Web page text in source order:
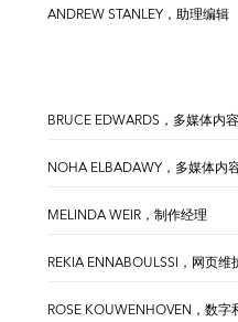
ANDREW STANLEY，助理编辑
BRUCE EDWARDS，多媒体内
NOHA ELBADAWY，多媒体内
MELINDA WEIR，制作经理
REKIA ENNABOULSSI，网页维
ROSE KOUWENHOVEN，数